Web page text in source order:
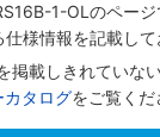
1-OLのページ
様情報を記載して
掲載しきれていな
カタログをご覧くだ